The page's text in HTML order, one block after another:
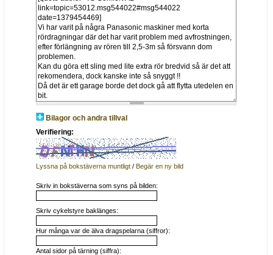
Bilagor och andra tillval
Verifiering:
Lyssna på bokstäverna muntligt /Begär en ny bild
Skriv in bokstäverna som syns på bilden:
Skriv cykelstyre baklänges:
Hur många var de älva dragspelarna (siffror):
Antal sidor på tärning (siffra):